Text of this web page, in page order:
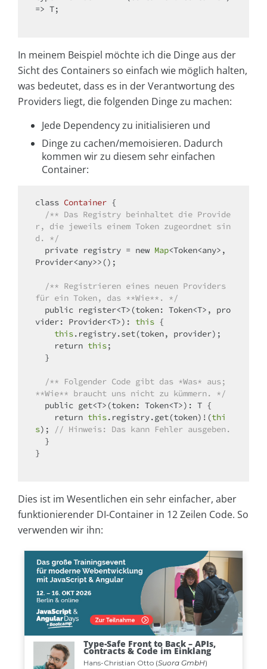
=> T;
In meinem Beispiel möchte ich die Dinge aus der
Sicht des Containers so einfach wie möglich halten,
was bedeutet, dass es in der Verantwortung des
Providers liegt, die folgenden Dinge zu machen:
Jede Dependency zu initialisieren und
Dinge zu cachen/memoisieren. Dadurch
kommen wir zu diesem sehr einfachen
Container:
class Container {
/** Das Registry beinhaltet die Provide
r, die jeweils einem Token zugeordnet sin
d. */
  private registry =
new Map<Token<any>,
Provider<any>>();
/** Registrieren eines neuen Providers
für ein Token, das **Wie**. */
vider: Provider<T>): this {
this.registry.set(token, provider);
return this;
/** Folgender Code gibt das *Was* aus;
**Wie** braucht uns nicht zu kümmern. */
return this.registry.get(token)!(thi
s);
// Hinweis: Das kann Fehler ausgeben.
}
Dies ist im Wesentlichen ein sehr einfacher, aber
funktionierender DI-Container in 12 Zeilen Code. So
verwenden wir ihn: